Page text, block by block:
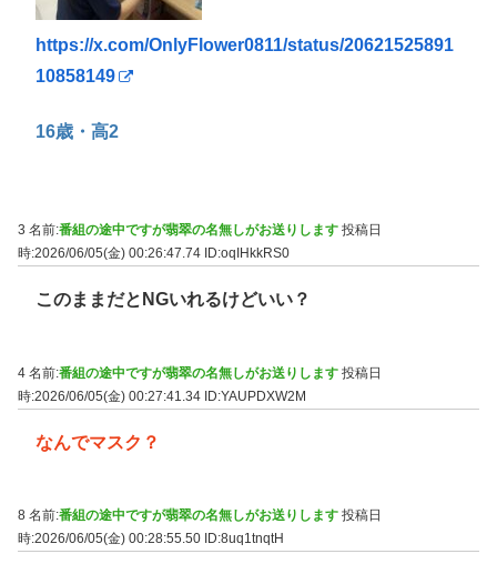
https://x.com/OnlyFlower0811/status/20621525891
10858149
16歳・高2
3 名前:番組の途中ですが翡翠の名無しがお送りします 投稿日
時:2026/06/05(金) 00:26:47.74 ID:oqIHkkRS0
このままだとNGいれるけどいい？
4 名前:番組の途中ですが翡翠の名無しがお送りします 投稿日
時:2026/06/05(金) 00:27:41.34 ID:YAUPDXW2M
なんでマスク？
8 名前:番組の途中ですが翡翠の名無しがお送りします 投稿日
時:2026/06/05(金) 00:28:55.50 ID:8uq1tnqtH